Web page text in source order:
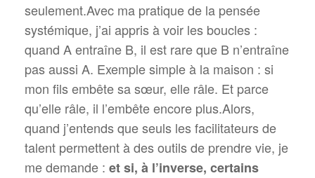
seulement.Avec ma pratique de la pensée
systémique, j’ai appris à voir les boucles :
quand A entraîne B, il est rare que B n’entraîne
pas aussi A. Exemple simple à la maison : si
mon fils embête sa sœur, elle râle. Et parce
qu’elle râle, il l’embête encore plus.Alors,
quand j’entends que seuls les facilitateurs de
talent permettent à des outils de prendre vie, je
me demande : et si, à l’inverse, certains